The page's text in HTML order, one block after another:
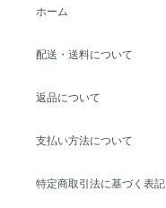
ホーム
配送・送料について
返品について
支払い方法について
特定商取引法に基づく表記